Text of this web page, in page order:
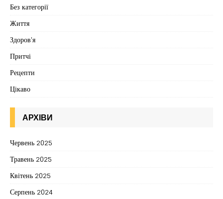
Без категорії
Життя
Здоров'я
Притчі
Рецепти
Цікаво
АРХІВИ
Червень 2025
Травень 2025
Квітень 2025
Серпень 2024